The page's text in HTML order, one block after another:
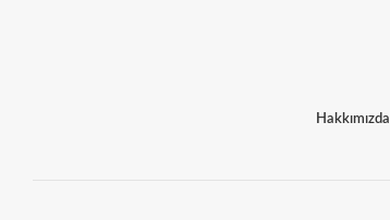
Hakkımızda